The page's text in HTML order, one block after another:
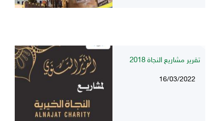
تقرير مشاريع النجاة 2018
16/03/2022